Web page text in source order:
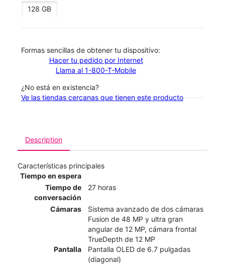
128 GB
​​​​​​​Formas sencillas de obtener tu dispositivo:
Hacer tu pedido por Internet
Llama al 1-800-T-Mobile
¿No está en existencia?
Ve las tiendas cercanas que tienen este producto
Description
Características principales
Tiempo en espera
Tiempo de
conversación
27 horas
Cámaras
Sistema avanzado de dos cámaras
Fusion de 48 MP y ultra gran
angular de 12 MP, cámara frontal
TrueDepth de 12 MP
Pantalla
Pantalla OLED de 6.7 pulgadas
(diagonal)